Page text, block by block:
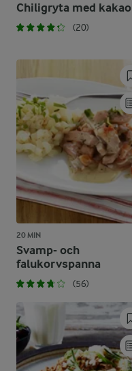
Chiligryta med kakao
(20)
20 MIN
Svamp- och
falukorvspanna
(56)